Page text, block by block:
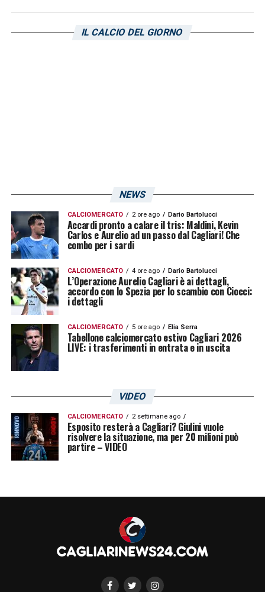
KourfalidiseNicolas Violaoltre al jolly
offensivoZito Luvumbo, i quali sono ai box
LA PLAYLIST DELLE NOSTRE TOP NEWS
IL CALCIO DEL GIORNO
NEWS
CALCIOMERCATO 2 ore ago Dario Bartolucci
Accardi pronto a calare il tris: Maldini, Kevin
Carlos e Aurelio ad un passo dal Cagliari! Che
combo per i sardi
CALCIOMERCATO 4 ore ago Dario Bartolucci
L’Operazione Aurelio Cagliari è ai dettagli,
accordo con lo Spezia per lo scambio con Ciocci:
i dettagli
CALCIOMERCATO 5 ore ago Elia Serra
Tabellone calciomercato estivo Cagliari 2026
LIVE: i trasferimenti in entrata e in uscita
VIDEO
CALCIOMERCATO 2 settimane ago
Esposito resterà a Cagliari? Giulini vuole
risolvere la situazione, ma per 20 milioni può
partire – VIDEO